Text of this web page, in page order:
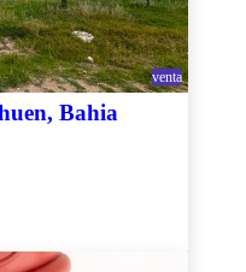
venta
Bahia